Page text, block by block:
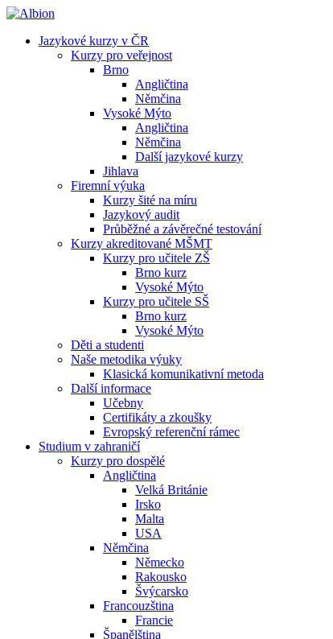
Jazykové kurzy v ČR
Kurzy pro veřejnost
Brno
Angličtina
Němčina
Vysoké Mýto
Angličtina
Němčina
Další jazykové kurzy
Jihlava
Firemní výuka
Kurzy šité na míru
Jazykový audit
Průběžné a závěrečné testování
Kurzy akreditované MŠMT
Kurzy pro učitele ZŠ
Brno kurz
Vysoké Mýto
Kurzy pro učitele SŠ
Brno kurz
Vysoké Mýto
Děti a studenti
Naše metodika výuky
Klasická komunikativní metoda
Další informace
Učebny
Certifikáty a zkoušky
Evropský referenční rámec
Studium v zahraničí
Kurzy pro dospělé
Angličtina
Velká Británie
Irsko
Malta
USA
Němčina
Německo
Rakousko
Švýcarsko
Francouzština
Francie
Španělština